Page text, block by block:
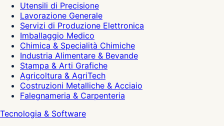
Utensili di Precisione
Lavorazione Generale
Servizi di Produzione Elettronica
Imballaggio Medico
Chimica & Specialità Chimiche
Industria Alimentare & Bevande
Stampa & Arti Grafiche
Agricoltura & AgriTech
Costruzioni Metalliche & Acciaio
Falegnameria & Carpenteria
Tecnologia & Software